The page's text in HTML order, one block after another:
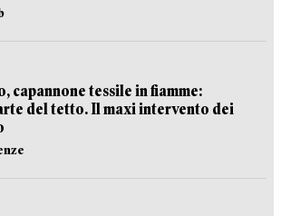
capannone tessile in fiamme:
del tetto. Il maxi intervento dei